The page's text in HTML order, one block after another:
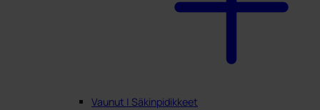
Vaunut | Säkinpidikkeet